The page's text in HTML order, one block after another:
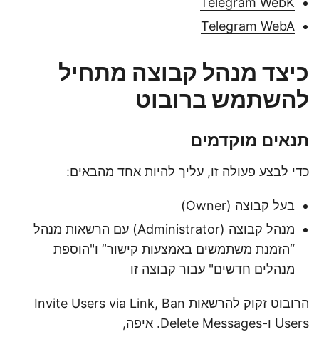
Telegram WebA
כיצד מנהל קבוצה מתחיל
להשתמש ברובוט
תנאים מוקדמים
כדי לבצע פעולה זו, עליך להיות אחד מהבאים:
בעל קבוצה (Owner)
מנהל קבוצה (Administrator) עם הרשאות מנהל
“הזמנת משתמשים באמצעות קישור” ו"הוספת
מנהלים חדשים" עבור קבוצה זו
הרובוט זקוק להרשאות Invite Users via Link, Ban
Users ו-Delete Messages. איפה,